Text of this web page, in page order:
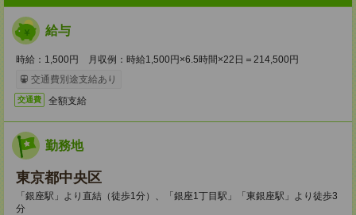
給与
時給：1,500円 月収例：時給1,500円×6.5時間×22日＝214,500円
交通費別途支給あり
交通費 全額支給
勤務地
東京都中央区
「銀座駅」より直結（徒歩1分）、「銀座1丁目駅」「東銀座駅」より徒歩3
分